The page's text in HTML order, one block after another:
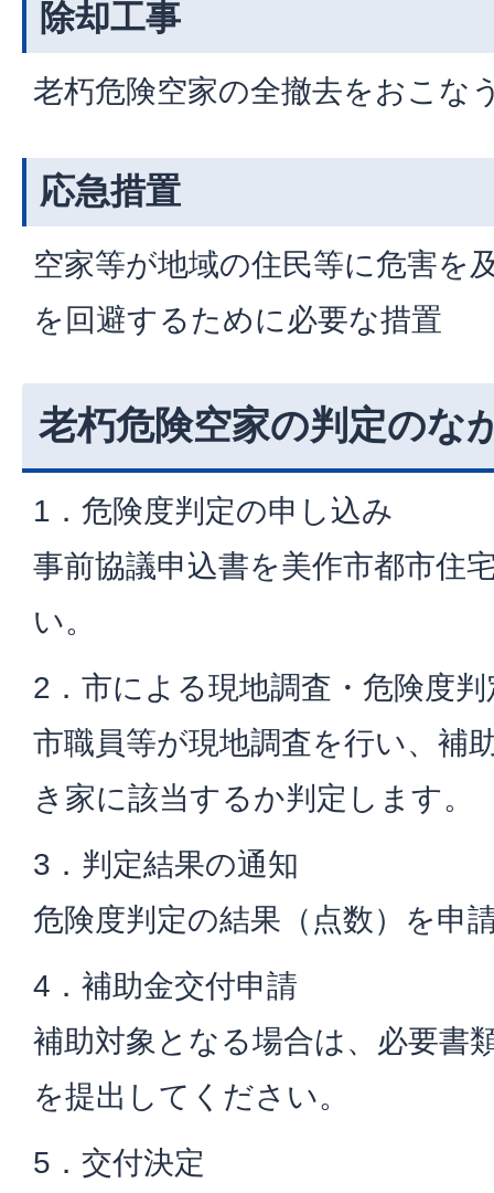
除却工事
老朽危険空家の全撤去をおこな
応急措置
空家等が地域の住民等に危害を
を回避するために必要な措置
老朽危険空家の判定のな
1．危険度判定の申し込み
事前協議申込書を美作市都市住
い。
2．市による現地調査・危険度判
市職員等が現地調査を行い、補
き家に該当するか判定します。
3．判定結果の通知
危険度判定の結果（点数）を申
4．補助金交付申請
補助対象となる場合は、必要書
を提出してください。
5．交付決定